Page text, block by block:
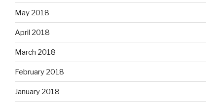
May 2018
April 2018
March 2018
February 2018
January 2018